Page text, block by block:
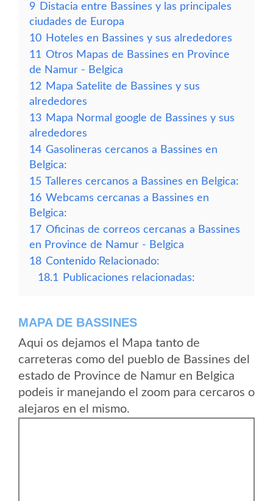
9 Distacia entre Bassines y las principales
ciudades de Europa
10 Hoteles en Bassines y sus alrededores
11 Otros Mapas de Bassines en Province
de Namur - Belgica
12 Mapa Satelite de Bassines y sus
alrededores
13 Mapa Normal google de Bassines y sus
alrededores
14 Gasolineras cercanos a Bassines en
Belgica:
15 Talleres cercanos a Bassines en Belgica:
16 Webcams cercanas a Bassines en
Belgica:
17 Oficinas de correos cercanas a Bassines
en Province de Namur - Belgica
18 Contenido Relacionado:
18.1
Publicaciones relacionadas:
MAPA DE BASSINES
Aqui os dejamos el Mapa tanto de
carreteras como del pueblo de Bassines del
estado de Province de Namur en Belgica
podeis ir manejando el zoom para cercaros o
alejaros en el mismo.